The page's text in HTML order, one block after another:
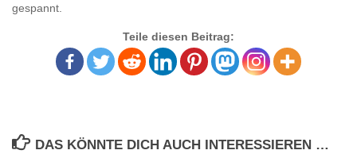
gespannt.
Teile diesen Beitrag:
DAS KÖNNTE DICH AUCH INTERESSIEREN …